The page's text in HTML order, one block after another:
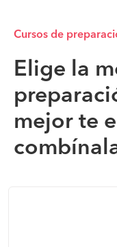
Cursos de
Elige la
mejor te